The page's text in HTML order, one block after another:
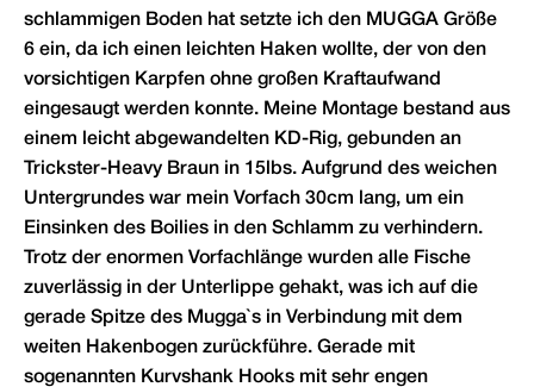
schlammigen Boden hat setzte ich den MUGGA Größe
6 ein, da ich einen leichten Haken wollte, der von den
vorsichtigen Karpfen ohne großen Kraftaufwand
eingesaugt werden konnte. Meine Montage bestand aus
einem leicht abgewandelten KD-Rig, gebunden an
Trickster-Heavy Braun in 15lbs. Aufgrund des weichen
Untergrundes war mein Vorfach 30cm lang, um ein
Einsinken des Boilies in den Schlamm zu verhindern.
Trotz der enormen Vorfachlänge wurden alle Fische
zuverlässig in der Unterlippe gehakt, was ich auf die
gerade Spitze des Mugga`s in Verbindung mit dem
weiten Hakenbogen zurückführe. Gerade mit
sogenannten Kurvshank Hooks mit sehr engen